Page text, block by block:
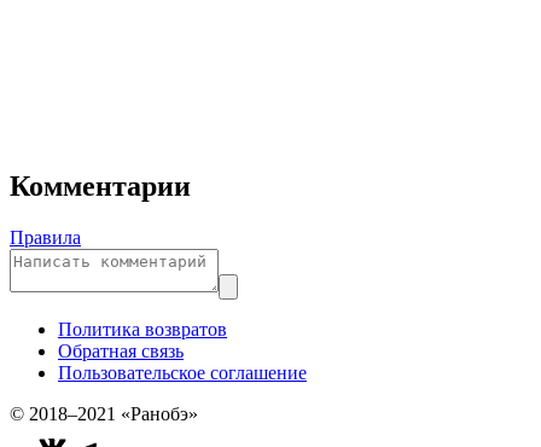
Комментарии
Правила
Политика возвратов
Обратная связь
Пользовательское соглашение
© 2018–2021 «Ранобэ»